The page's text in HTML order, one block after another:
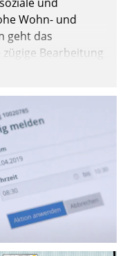
Wohn- und
geht das
Bearbeitung
das
eigenen Kanal